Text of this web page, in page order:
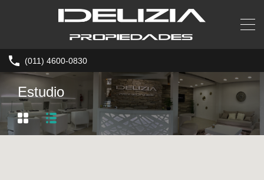
(011) 4600-0830
Estudio